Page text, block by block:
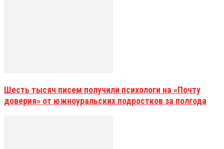
Шесть тысяч писем получили психологи на «Почту
доверия» от южноуральских подростков за полгода